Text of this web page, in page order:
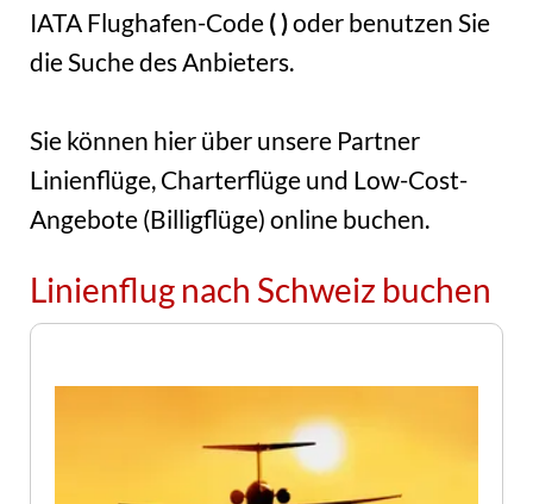
IATA Flughafen-Code( )oder benutzen Sie
die Suche des Anbieters.
Sie können hier über unsere Partner
Linienflüge, Charterflüge und Low-Cost-
Angebote (Billigflüge) online buchen.
Linienflug nach Schweiz buchen